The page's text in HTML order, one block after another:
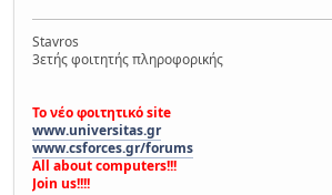
Stavros
3ετής φοιτητής πληροφορικής
Το νέο φοιτητικό site
www.universitas.gr
www.csforces.gr/forums
All about computers!!!
Join us!!!!